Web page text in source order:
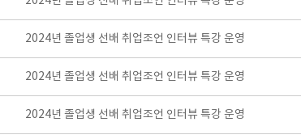
2024년 졸업생 선배 취업조언 인터뷰 특강 운영
2024년 졸업생 선배 취업조언 인터뷰 특강 운영
2024년 졸업생 선배 취업조언 인터뷰 특강 운영